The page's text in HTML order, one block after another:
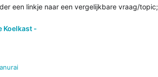
een linkje naar een vergelijkbare vraag/topic;
Koelkast -